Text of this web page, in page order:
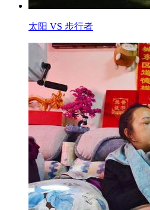
太阳 VS 步行者